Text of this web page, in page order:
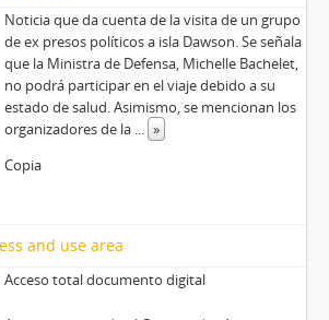
Noticia que da cuenta de la visita de un grupo
de ex presos políticos a isla Dawson. Se señala
que la Ministra de Defensa, Michelle Bachelet,
no podrá participar en el viaje debido a su
estado de salud. Asimismo, se mencionan los
organizadores de la ... »
Copia
and use area
Acceso total documento digital